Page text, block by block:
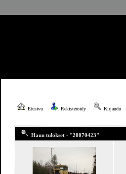
Etusivu Rekisteröidy Kirjaudu
Haun tulokset - "20070423"